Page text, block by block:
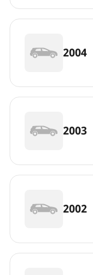
2004
2003
2002